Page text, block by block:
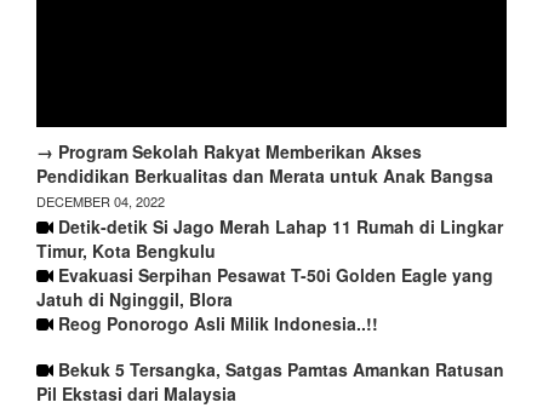
→ Program Sekolah Rakyat Memberikan Akses
Pendidikan Berkualitas dan Merata untuk Anak Bangsa
DECEMBER 04, 2022
Detik-detik Si Jago Merah Lahap 11 Rumah di Lingkar
Timur, Kota Bengkulu
Evakuasi Serpihan Pesawat T-50i Golden Eagle yang
Jatuh di Nginggil, Blora
Reog Ponorogo Asli Milik Indonesia..!!
Bekuk 5 Tersangka, Satgas Pamtas Amankan Ratusan
Pil Ekstasi dari Malaysia